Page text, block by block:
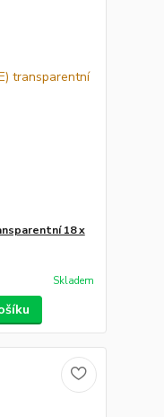
18 x
Skladem